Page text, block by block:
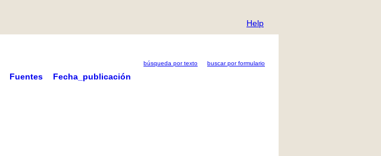
Help
búsqueda por texto buscar por formulario
Fuentes Fecha_publicación